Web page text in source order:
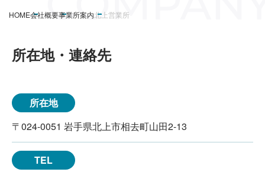
HOME会社概要事業所案内北上営業所
所在地・連絡先
所在地
〒024-0051 岩手県北上市相去町山田2-13
TEL